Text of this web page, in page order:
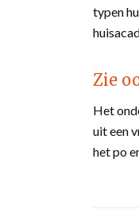
typen
Zie
Het
uit een
het po